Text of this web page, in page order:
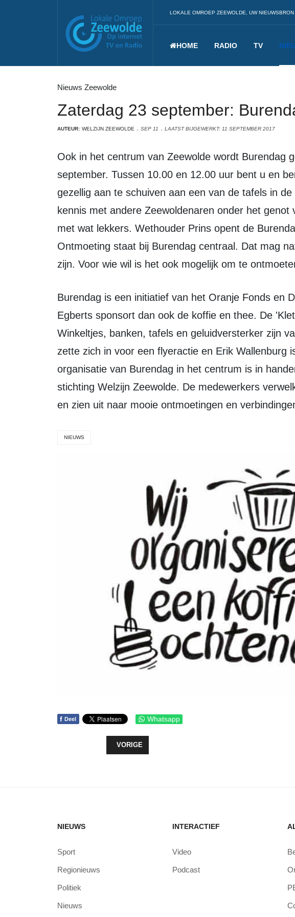
LOKALE OMROEP ZEEWOLDE, UW
HOME RADIO TV
Nieuws Zeewolde
Zaterdag 23 september:
AUTEUR: WELZIJN ZEEWOLDE SEP 11 LAATST BIJGEWERKT: 11 SEPTEMBER 2017
Ook in het centrum van Zeewolde wordt Burendag gevierd op zaterdag 23
september. Tussen 10.00 en 12.00 uur bent u en
gezellig aan te schuiven aan een van de tafels in
kennis met andere Zeewoldenaren onder het
met wat lekkers. Wethouder Prins opent de
Ontmoeting staat bij Burendag centraal. Dat mag
zijn. Voor wie wil is het ook mogelijk om te
Burendag is een initiatief van het Oranje Fonds en Douwe Egberts. Douwe
Egberts sponsort dan ook de koffie en thee. De
Winkeltjes, banken, tafels en geluidversterker zijn
zette zich in voor een flyeractie en Erik Wallenburg
organisatie van Burendag in het centrum is in
stichting Welzijn Zeewolde. De medewerkers
en zien uit naar mooie ontmoetingen en
NIEUWS
f Deel Whatsapp
VORIG ARTIKEL: MUZIEKCAFÉ START HAAR DERDE
VORIGE
NIEUWS
Sport
Regionieuws
Politiek
Nieuws
INTERACTIEF
Video
Podcast